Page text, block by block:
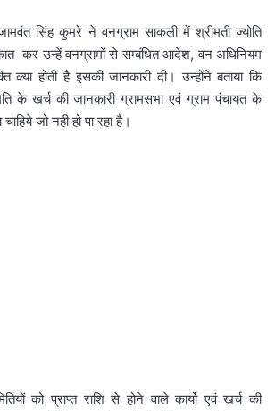
सिंह कुमरे ने वनग्राम साकली में श्रीमती ज्योति
कर उन्हें वनग्रामों से सम्बंधित आदेश, वन अधिनियम
क्या होती है इसकी जानकारी दी। उन्होंने बताया कि
के खर्च की जानकारी ग्रामसभा एवं ग्राम पंचायत के
जो नही हो पा रहा है।
को प्राप्त राशि से होने वाले कार्यो एवं खर्च की